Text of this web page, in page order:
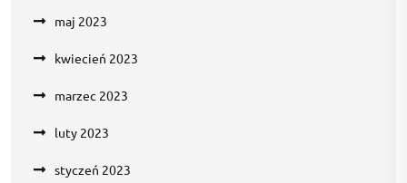
maj 2023
kwiecień 2023
marzec 2023
luty 2023
styczeń 2023